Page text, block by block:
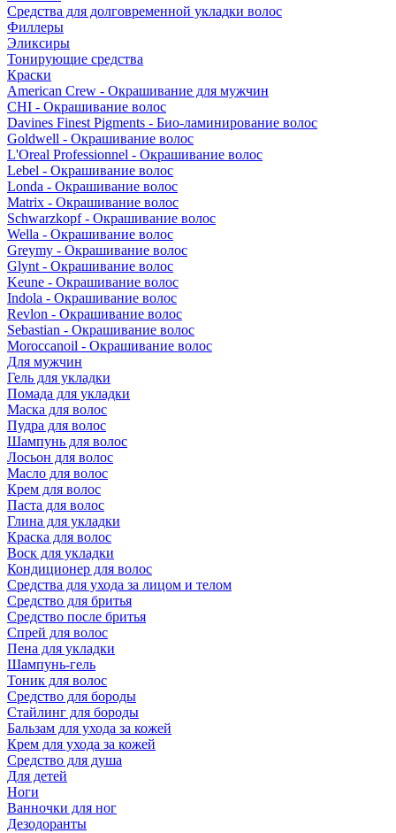
Средства для долговременной укладки волос
Филлеры
Эликсиры
Тонирующие средства
Краски
American Crew - Окрашивание для мужчин
CHI - Окрашивание волос
Davines Finest Pigments - Био-ламинирование волос
Goldwell - Окрашивание волос
L'Oreal Professionnel - Окрашивание волос
Lebel - Окрашивание волос
Londa - Окрашивание волос
Matrix - Окрашивание волос
Schwarzkopf - Окрашивание волос
Wella - Окрашивание волос
Greymy - Окрашивание волос
Glynt - Окрашивание волос
Keune - Окрашивание волос
Indola - Окрашивание волос
Revlon - Окрашивание волос
Sebastian - Окрашивание волос
Moroccanoil - Окрашивание волос
Для мужчин
Гель для укладки
Помада для укладки
Маска для волос
Пудра для волос
Шампунь для волос
Лосьон для волос
Масло для волос
Крем для волос
Паста для волос
Глина для укладки
Краска для волос
Воск для укладки
Кондиционер для волос
Средства для ухода за лицом и телом
Средство для бритья
Средство после бритья
Спрей для волос
Пена для укладки
Шампунь-гель
Тоник для волос
Средство для бороды
Стайлинг для бороды
Бальзам для ухода за кожей
Крем для ухода за кожей
Средство для душа
Для детей
Ноги
Ванночки для ног
Дезодоранты